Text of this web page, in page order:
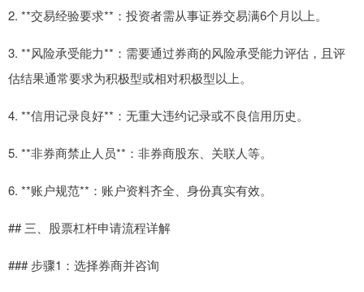
2. **交易经验要求**：投资者需从事证券交易满6个月以上。
3. **风险承受能力**：需要通过券商的风险承受能力评估，且评
估结果通常要求为积极型或相对积极型以上。
4. **信用记录良好**：无重大违约记录或不良信用历史。
5. **非券商禁止人员**：非券商股东、关联人等。
6. **账户规范**：账户资料齐全、身份真实有效。
## 三、股票杠杆申请流程详解
### 步骤1：选择券商并咨询